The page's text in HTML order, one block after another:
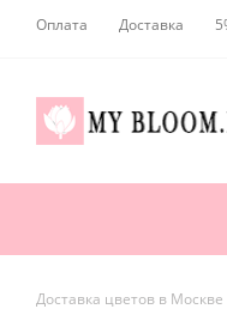
Оплата Доставка
Доставка цветов в Москве